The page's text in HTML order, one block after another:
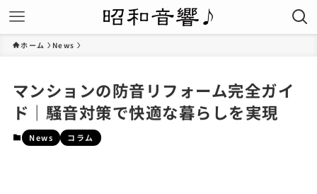
ホーム News
マンションの防音リフォーム完全ガイ
ド｜騒音対策で快適な暮らしを実現
News コラム